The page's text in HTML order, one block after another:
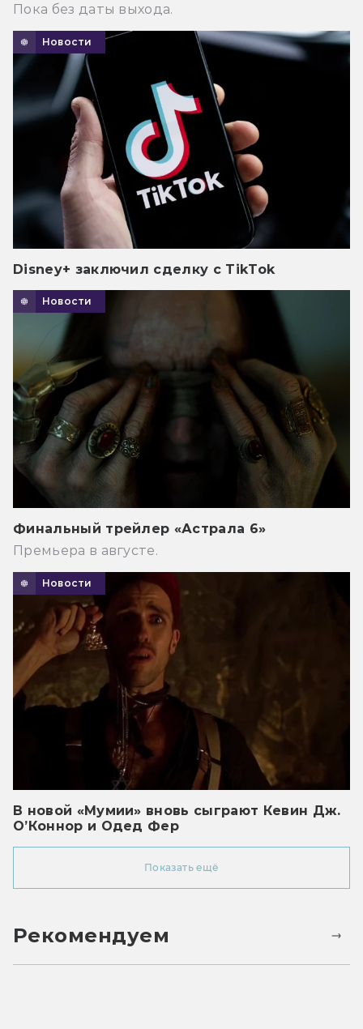
Пока без даты выхода.
Новости
Disney+ заключил сделку с TikTok
Новости
Финальный трейлер «Астрала 6»
Премьера в августе.
Новости
В новой «Мумии» вновь сыграют Кевин Дж.
О’Коннор и Одед Фер
Показать ещё
Рекомендуем